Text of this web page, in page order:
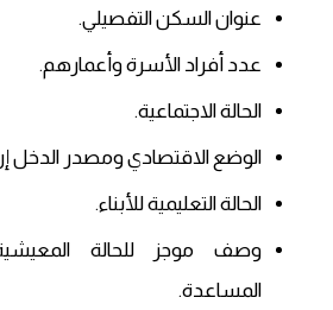
عنوان السكن التفصيلي.
عدد أفراد الأسرة وأعمارهم.
الحالة الاجتماعية.
الوضع الاقتصادي ومصدر الدخل
الحالة التعليمية للأبناء.
وصف موجز للحالة
المساعدة.